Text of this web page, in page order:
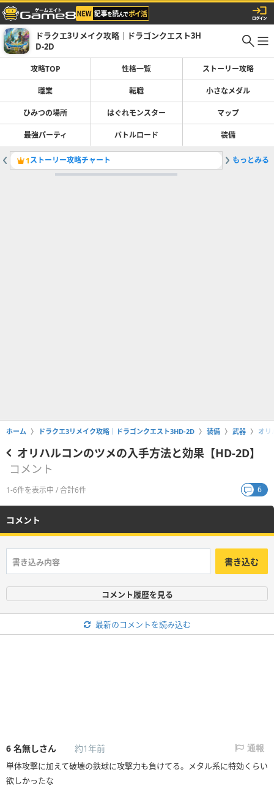
ドラクエ3リメイク攻略｜ドラゴンクエスト3H
D-2D
攻略TOP 性格一覧 ストーリー攻略
職業 転職 小さなメダル
ひみつの場所 はぐれモンスター マップ
最強パーティ バトルロード 装備
1ストーリー攻略チャート 2
もっとみる
ホーム ドラクエ3リメイク攻略｜ドラゴンクエスト3HD-2D 装備 武器 オリ
オリハルコンのツメの入手方法と効果【HD-2D】
コメント
1-6件を表示中 / 合計6件 6
コメント
書き込む
コメント履歴を見る
最新のコメントを読み込む
6 名無しさん 約1年前 通報
単体攻撃に加えて破壊の鉄球に攻撃力も負けてる。メタル系に特効くらい
欲しかったな